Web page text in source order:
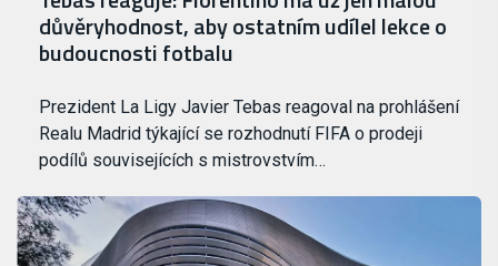
důvěryhodnost, aby ostatním udílel lekce o
budoucnosti fotbalu
Prezident La Ligy Javier Tebas reagoval na prohlášení
Realu Madrid týkající se rozhodnutí FIFA o prodeji
podílů souvisejících s mistrovstvím…